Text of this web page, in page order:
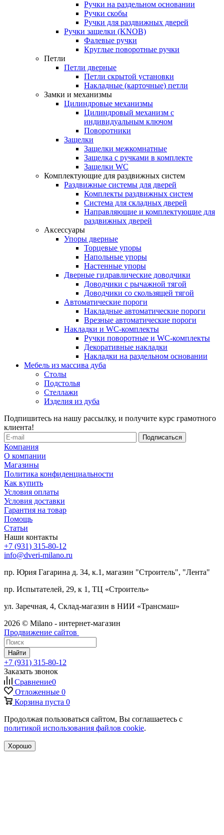
Ручки на раздельном основании
Ручки скобы
Ручки для раздвижных дверей
Ручки защелки (KNOB)
Фалевые ручки
Круглые поворотные ручки
Петли
Петли дверные
Петли скрытой установки
Накладные (карточные) петли
Замки и механизмы
Цилиндровые механизмы
Цилиндровый механизм с
индивидуальным ключом
Поворотники
Защелки
Защелки межкомнатные
Защелка с ручками в комплекте
Защелки WC
Комплектующие для раздвижных систем
Раздвижные системы для дверей
Комплекты раздвижных систем
Система для складных дверей
Направляющие и комплектующие для
раздвижных дверей
Аксессуары
Упоры дверные
Торцевые упоры
Напольные упоры
Настенные упоры
Дверные гидравлические доводчики
Доводчики с рычажной тягой
Доводчики со скользящей тягой
Автоматические пороги
Накладные автоматические пороги
Врезные автоматические пороги
Накладки и WC-комплекты
Ручки поворотные и WC-комплекты
Декоративные накладки
Накладки на раздельном основании
Мебель из массива дуба
Столы
Подстолья
Стеллажи
Изделия из дуба
Подпишитесь на нашу рассылку, и получите курс грамотного
клиента!
Компания
О компании
Магазины
Политика конфиденциальности
Как купить
Условия оплаты
Условия доставки
Гарантия на товар
Помощь
Статьи
Наши контакты
+7 (931) 315-80-12
info@dveri-milano.ru
пр. Юрия Гагарина д. 34, к.1, магазин "Строитель", "Лента"
пр. Испытателей, 29, к 1, ТЦ «Строитель»
ул. Заречная, 4, Склад-магазин в НИИ «Трансмаш»
2026 © Milano - интернет-магазин
Продвижение сайтов
Найти
+7 (931) 315-80-12
Заказать звонок
Сравнение0
Отложенные 0
Корзина пуста 0
Продолжая пользоваться сайтом, Вы соглашаетесь с
политикой использования файлов cookie.
Хорошо